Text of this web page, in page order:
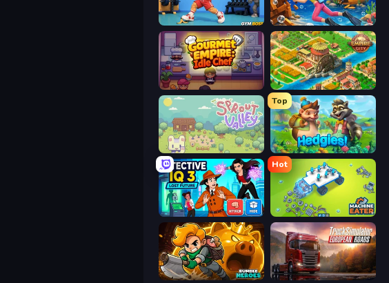
Gym Boss Underwater Survival
Gourmet Empire: Idle Chef Empire City
Sprout Valley
Top
Hedgies
Detective IQ 3
Hot
Machine Eater
Rumble Heroes Truck Simulator: European Roads